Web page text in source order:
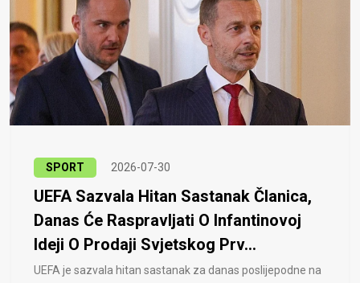
SPORT 2026-07-30
UEFA Sazvala Hitan Sastanak Članica,
Danas Će Raspravljati O Infantinovoj
Ideji O Prodaji Svjetskog Prv...
UEFA je sazvala hitan sastanak za danas poslijepodne na